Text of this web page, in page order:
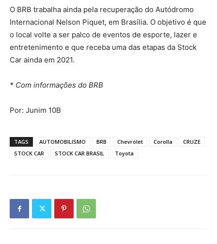
O BRB trabalha ainda pela recuperação do Autódromo
Internacional Nelson Piquet, em Brasília. O objetivo é que
o local volte a ser palco de eventos de esporte, lazer e
entretenimento e que receba uma das etapas da Stock
Car ainda em 2021.
* Com informações do BRB
Por: Junim 10B
TAGS AUTOMOBILISMO BRB Chevrolet Corolla
CRUZE
STOCK CAR
STOCK CAR BRASIL Toyota